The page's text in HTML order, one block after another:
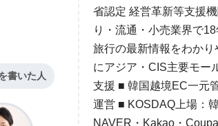
書いた人
省認定 経営革新等支援
り・流通・小売業界で
旅行の最新情報をわか
にアジア・CIS主要モー
支援 ■ 韓国越境EC一元
運営 ■ KOSDAQ上場：
NAVER・Kakao・